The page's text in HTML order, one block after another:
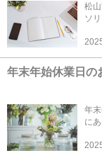
松
ソ
年末年始休業日の
年
に